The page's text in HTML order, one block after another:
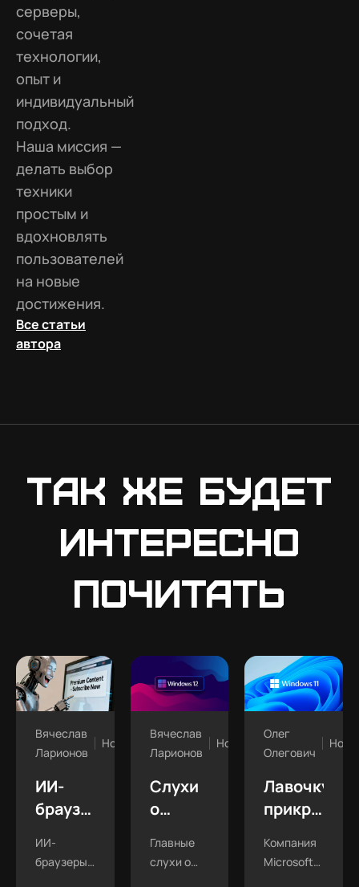
серверы,
сочетая
технологии,
опыт и
индивидуальный
подход.
Наша миссия —
делать выбор
техники
простым и
вдохновлять
пользователей
на новые
достижения.
Все статьи
автора
Так же будет
интересно
почитать
Вячеслав
Ларионов
Новости
ИИ-
браузеры
получать
доступ
ИИ-
браузеры
Вячеслав
Ларионов
Новости
Слухи
о
12:
жёсткие
Главные
слухи о
Олег
Олегович
Лавочку
прикрыли:
учётную
Компания
Microsoft